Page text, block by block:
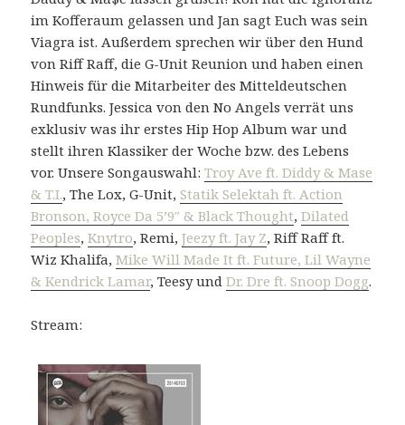
im Kofferaum gelassen und Jan sagt Euch was sein
Viagra ist. Außerdem sprechen wir über den Hund
von Riff Raff, die G-Unit Reunion und haben einen
Hinweis für die Mitarbeiter des Mitteldeutschen
Rundfunks. Jessica von den No Angels verrät uns
exklusiv was ihr erstes Hip Hop Album war und
stellt ihren Klassiker der Woche bzw. des Lebens
vor. Unsere Songauswahl:Troy Ave ft. Diddy & Mase
& T.I., The Lox, G-Unit,Statik Selektah ft. Action
Bronson, Royce Da 5’9″ & Black Thought,Dilated
Peoples,Knytro, Remi,Jeezy ft. Jay Z, Riff Raff ft.
Wiz Khalifa,Mike Will Made It ft. Future, Lil Wayne
& Kendrick Lamar, Teesy undDr. Dre ft. Snoop Dogg.
Stream: